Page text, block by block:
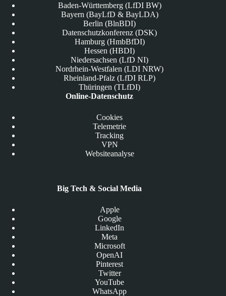
Baden-Württemberg (LfDI BW)
Bayern (BayLfD & BayLDA)
Berlin (BlnBDI)
Datenschutzkonferenz (DSK)
Hamburg (HmbBfDI)
Hessen (HBDI)
Niedersachsen (LfD NI)
Nordrhein-Westfalen (LDI NRW)
Rheinland-Pfalz (LfDI RLP)
Thüringen (TLfDI)
Online-Datenschutz
Cookies
Telemetrie
Tracking
VPN
Websiteanalyse
Big Tech & Social Media
Apple
Google
LinkedIn
Meta
Microsoft
OpenAI
Pinterest
Twitter
YouTube
WhatsApp